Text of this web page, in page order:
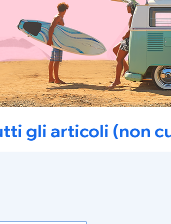
gli articoli (non